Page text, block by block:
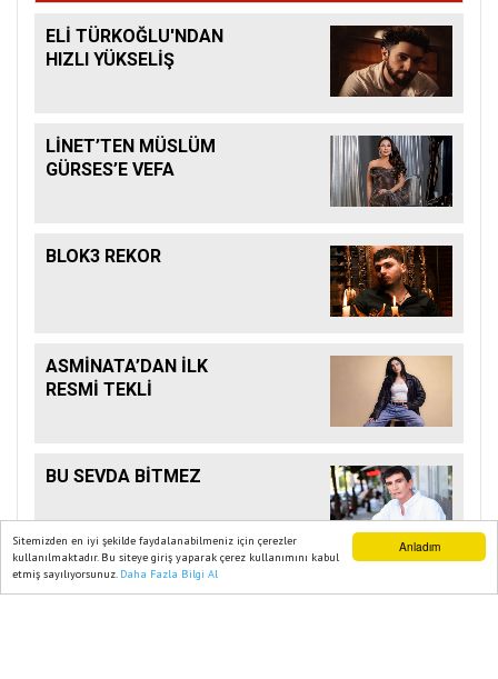
Anladım
Sitemizden en iyi şekilde faydalanabilmeniz için çerezler
kullanılmaktadır. Bu siteye giriş yaparak çerez kullanımını kabul
etmiş sayılıyorsunuz. Daha Fazla Bilgi Al
ELİ TÜRKOĞLU'NDAN
HIZLI YÜKSELİŞ
LİNET’TEN MÜSLÜM
GÜRSES’E VEFA
BLOK3 REKOR
ASMİNATA’DAN İLK
RESMİ TEKLİ
BU SEVDA BİTMEZ
Ana Sayfa Web TV